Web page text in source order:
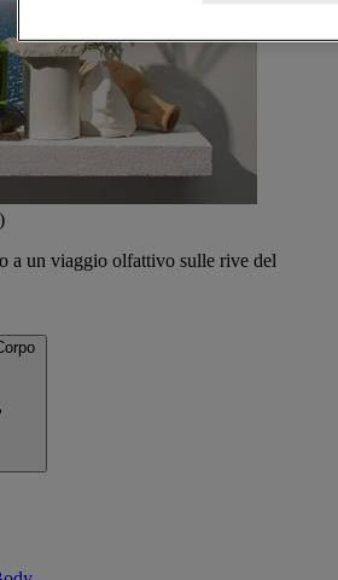
a un viaggio olfattivo sulle rive del